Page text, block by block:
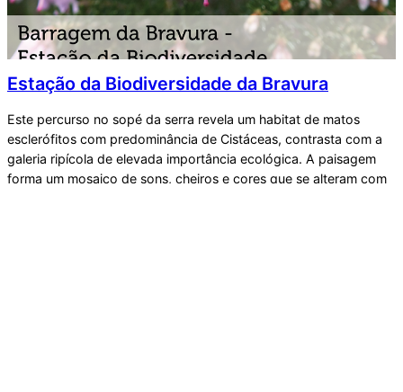
Estação da Biodiversidade da Bravura
Este percurso no sopé da serra revela um habitat de matos
esclerófitos com predominância de Cistáceas, contrasta com a
galeria ripícola de elevada importância ecológica. A paisagem
forma um mosaico de sons, cheiros e cores que se alteram com